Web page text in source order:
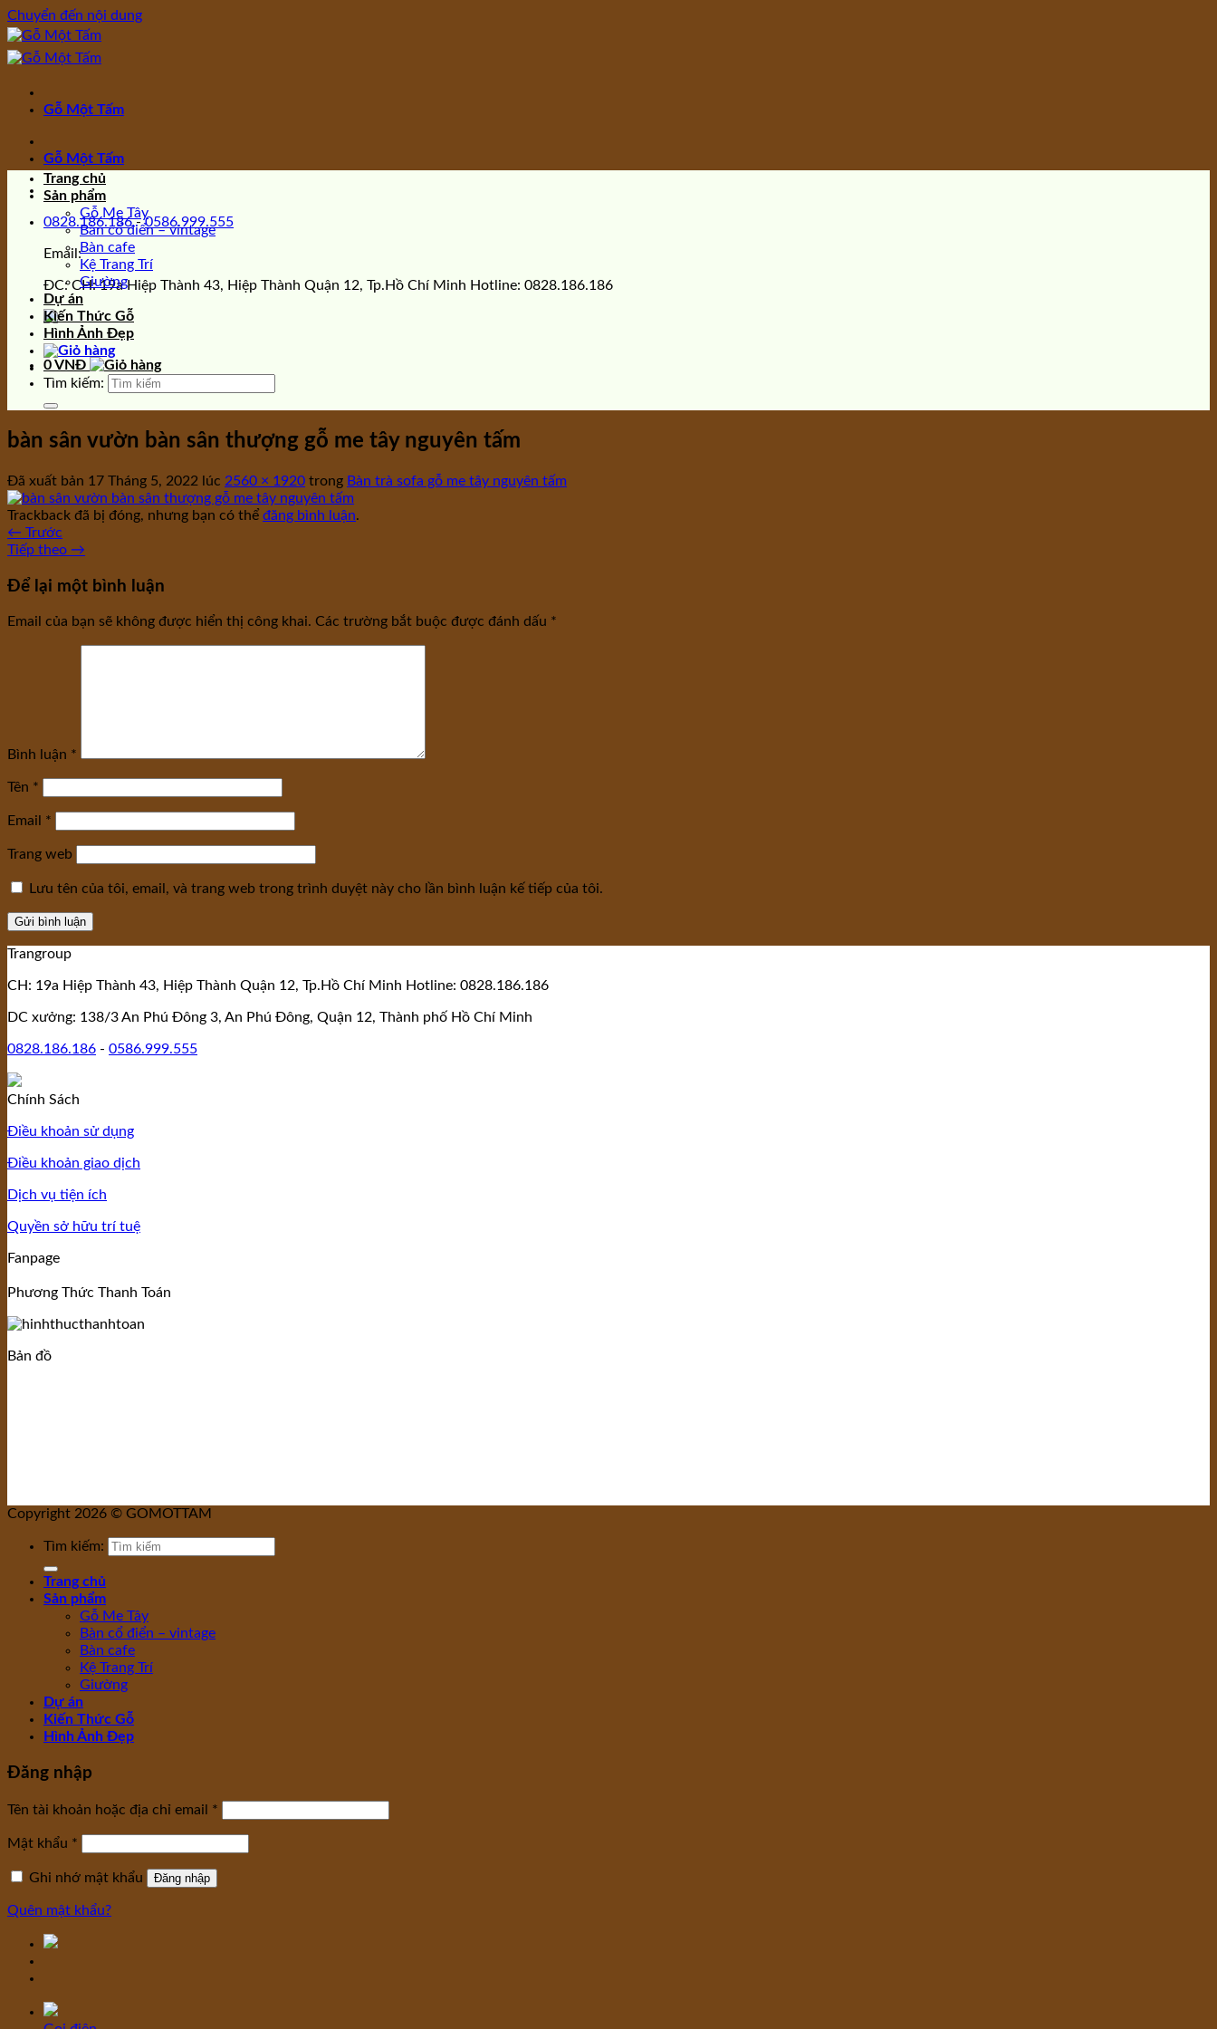
Chuyển đến nội dung
Gỗ Một Tấm
Gỗ Một Tấm
0828.186.186-0586.999.555
Email:
ĐC: CH: 19a Hiệp Thành 43, Hiệp Thành Quận 12, Tp.Hồ Chí Minh Hotline: 0828.186.186
Trang chủ
Sản phẩm
Gỗ Me Tây
Bàn cổ điển – vintage
Bàn cafe
Kệ Trang Trí
Giường
Dự án
Kiến Thức Gỗ
Hình Ảnh Đẹp
0VNĐ
Tìm kiếm:
bàn sân vườn bàn sân thượng gỗ me tây nguyên tấm
Đã xuất bản 17 Tháng 5, 2022 lúc 2560 × 1920 trong Bàn trà sofa gỗ me tây nguyên tấm
Trackback đã bị đóng, nhưng bạn có thể đăng bình luận.
← Trước
Tiếp theo →
Để lại một bình luận
Email của bạn sẽ không được hiển thị công khai. Các trường bắt buộc được đánh dấu *
Bình luận *
Tên *
Email *
Trang web
Lưu tên của tôi, email, và trang web trong trình duyệt này cho lần bình luận kế tiếp của tôi.
Trangroup
CH: 19a Hiệp Thành 43, Hiệp Thành Quận 12, Tp.Hồ Chí Minh Hotline: 0828.186.186
DC xưởng: 138/3 An Phú Đông 3, An Phú Đông, Quận 12, Thành phố Hồ Chí Minh
0828.186.186 - 0586.999.555
Chính Sách
Điều khoản sử dụng
Điều khoản giao dịch
Dịch vụ tiện ích
Quyền sở hữu trí tuệ
Fanpage
Phương Thức Thanh Toán
Bản đồ
Copyright 2026 © GOMOTTAM
Tìm kiếm:
Trang chủ
Sản phẩm
Gỗ Me Tây
Bàn cổ điển – vintage
Bàn cafe
Kệ Trang Trí
Giường
Dự án
Kiến Thức Gỗ
Hình Ảnh Đẹp
Đăng nhập
Tên tài khoản hoặc địa chỉ email *
Mật khẩu *
Ghi nhớ mật khẩu Đăng nhập
Quên mật khẩu?